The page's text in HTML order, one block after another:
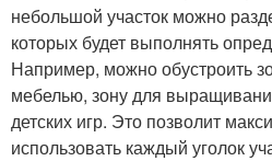
небольшой участок можно
которых будет выполнять
Например, можно обустроить
мебелью, зону для
детских игр. Это позволит
использовать каждый уголок